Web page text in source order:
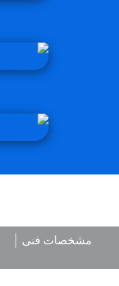
مشخصات فنی